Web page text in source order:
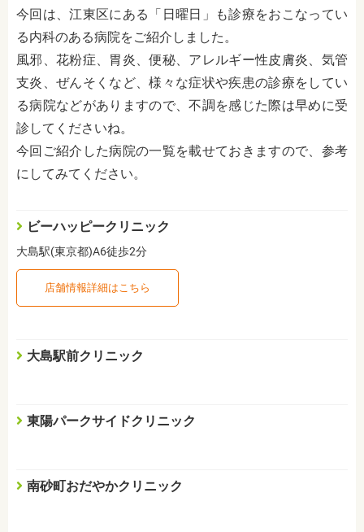
今回は、江東区にある「日曜日」も診療をおこなってい
る内科のある病院をご紹介しました。
風邪、花粉症、胃炎、便秘、アレルギー性皮膚炎、気管
支炎、ぜんそくなど、様々な症状や疾患の診療をしてい
る病院などがありますので、不調を感じた際は早めに受
診してくださいね。
今回ご紹介した病院の一覧を載せておきますので、参考
にしてみてください。
ビーハッピークリニック
大島駅(東京都)A6徒歩2分
店舗情報詳細はこちら
大島駅前クリニック
東陽パークサイドクリニック
南砂町おだやかクリニック